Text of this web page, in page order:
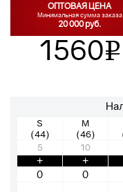
ОПТОВАЯ ЦЕНА
Минимальная сумма заказа
20 000 руб.
1560v
S
(44)
M
(46)
5
+
10
+